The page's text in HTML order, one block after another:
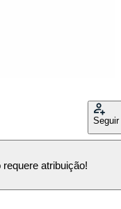
Seguir
requere atribuição!